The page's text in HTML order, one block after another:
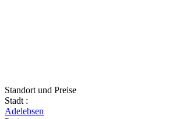
Standort und Preise
Stadt :
Adelebsen